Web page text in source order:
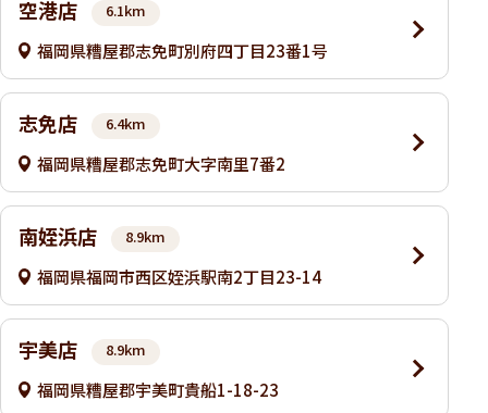
空港店 6.1km
福岡県糟屋郡志免町別府四丁目23番1号
志免店 6.4km
福岡県糟屋郡志免町大字南里7番2
南姪浜店 8.9km
福岡県福岡市西区姪浜駅南2丁目23-14
宇美店 8.9km
福岡県糟屋郡宇美町貴船1-18-23